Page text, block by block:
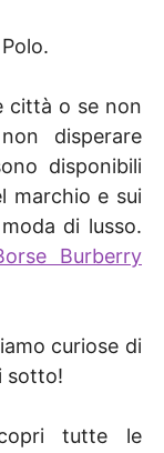
città o se non
disperare
disponibili
marchio e sui
di lusso.
Burberry
curiose di
sotto!
tutte le